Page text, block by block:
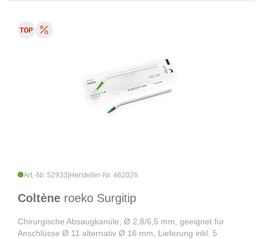
Art.-Nr. 52933 Hersteller-Nr. 462026
Coltène roeko Surgitip
Chirurgische Absaugkanüle, Ø 2,8/6,5 mm, geeignet für
Anschlüsse Ø 11 alternativ Ø 16 mm, Lieferung inkl. 5